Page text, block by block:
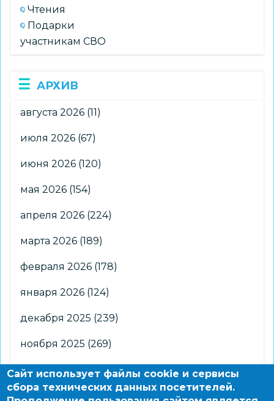
Чтения
Подарки
участникам СВО
АРХИВ
августа 2026 (11)
июля 2026 (67)
июня 2026 (120)
мая 2026 (154)
апреля 2026 (224)
марта 2026 (189)
февраля 2026 (178)
января 2026 (124)
декабря 2025 (239)
ноября 2025 (269)
октября 2025(266)
сентября 2025 (176)
Сайт использует файлы cookie и сервисы
сбора технических данных посетителей.